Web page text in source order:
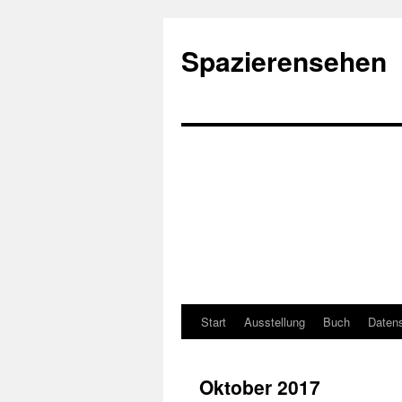
Spazierensehen
Start Ausstellung Buch
Oktober 2017